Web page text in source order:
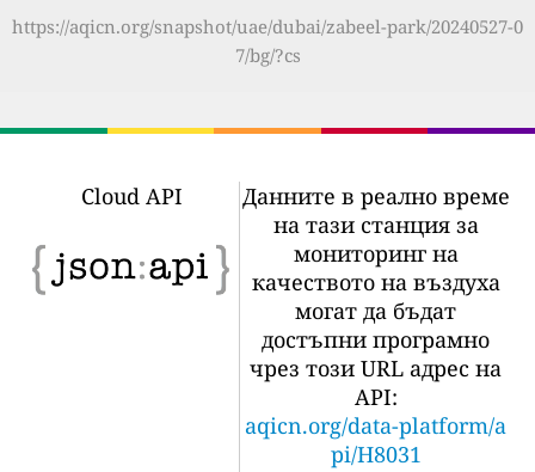
https://aqicn.org/snapshot/uae/dubai/zabeel-park/20240527-0
7/bg/?cs
Cloud API
Данните в реално време
на тази станция за
мониторинг на
качеството на въздуха
могат да бъдат
достъпни програмно
чрез този URL адрес на
API:
aqicn.org/data-platform/a
pi/H8031